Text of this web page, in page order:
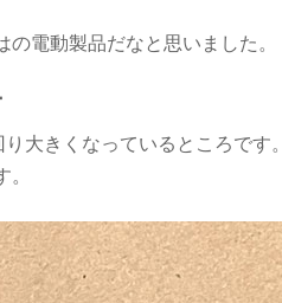
の電動製品だなと思いました。
大きくなっているところです。